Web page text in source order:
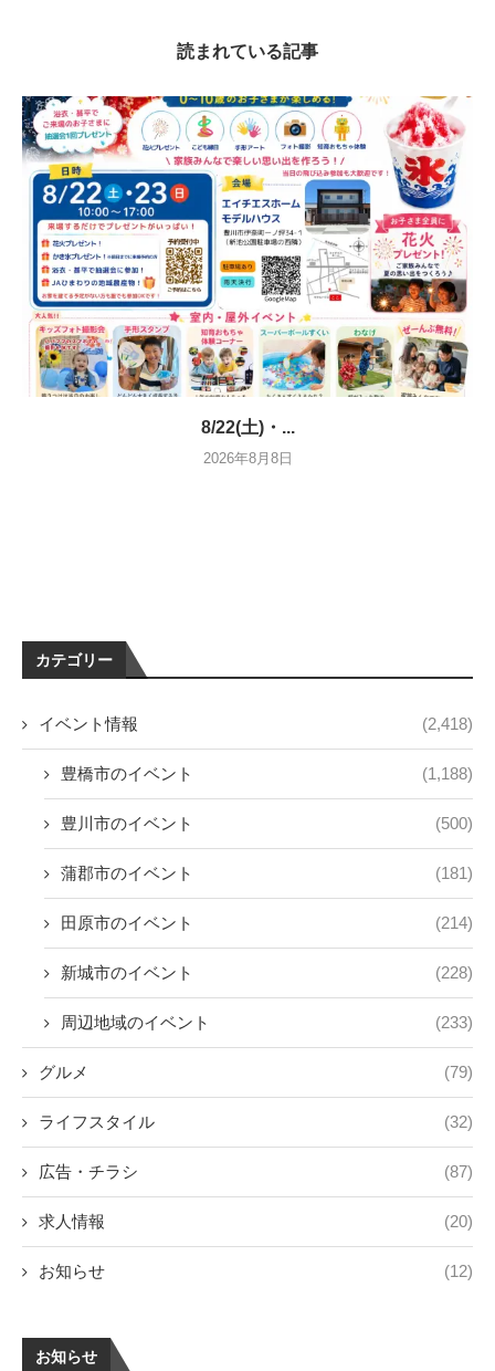
読まれている記事
8/22(土)・...
2026年8月8日
カテゴリー
イベント情報 (2,418)
豊橋市のイベント (1,188)
豊川市のイベント (500)
蒲郡市のイベント (181)
田原市のイベント (214)
新城市のイベント (228)
周辺地域のイベント (233)
グルメ (79)
ライフスタイル (32)
広告・チラシ (87)
求人情報 (20)
お知らせ (12)
お知らせ